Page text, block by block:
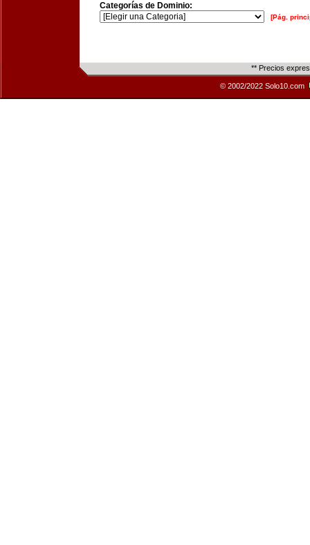
Categorías de Dominio:
[Pág.
** Precios
© 2002/2022 Solo10.com